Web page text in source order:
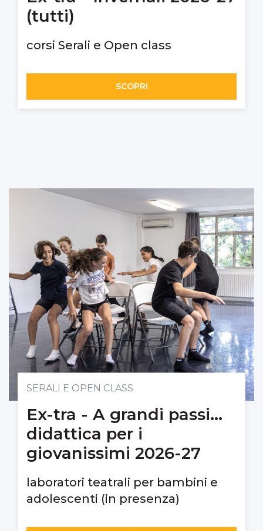
(tutti)
corsi Serali e Open class
SCOPRI
SERALI E OPEN CLASS
Ex-tra - A grandi passi...
didattica per i
giovanissimi 2026-27
laboratori teatrali per bambini e
adolescenti (in presenza)